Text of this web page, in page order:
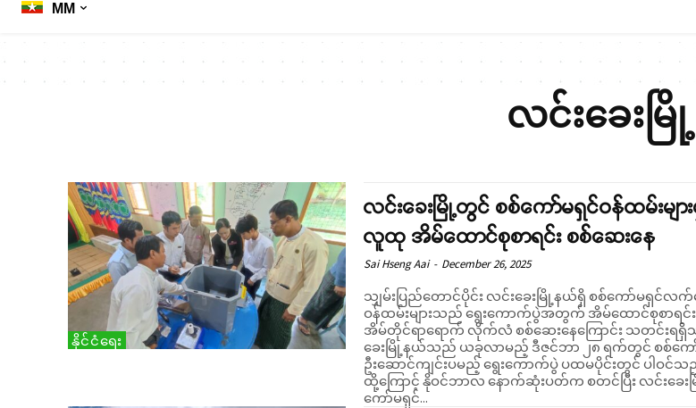
MM
လင်းခေးမြို့
နိုင်ငံရေး
လင်းခေးမြို့တွင် စစ်ကော်မရှင်ဝန်ထမ်းမျာ
လူထု အိမ်ထောင်စုစာရင်း စစ်ဆေးနေ
Sai Hseng Aai - December 26, 2025
သျှမ်းပြည်တောင်ပိုင်း လင်းခေးမြို့နယ်ရှိ စစ်ကော်မရှင်လ
ဝန်ထမ်းများသည် ရွေးကောက်ပွဲအတွက် အိမ်ထောင်စုစာရင်းမ
အိမ်တိုင်ရာရောက် လိုက်လံ စစ်ဆေးနေကြောင်း သတင်းရရှိသည်။
ခေးမြို့နယ်သည် ယခုလာမည့် ဒီဇင်ဘာ ၂၈ ရက်တွင် စစ်ကေ
ဦးဆောင်ကျင်းပမည့် ရွေးကောက်ပွဲ ပထမပိုင်းတွင် ပါဝင်သ
ထို့ကြောင့် နိုဝင်ဘာလ နောက်ဆုံးပတ်က စတင်ပြီး လင်းခေး
ကော်မရှင်...